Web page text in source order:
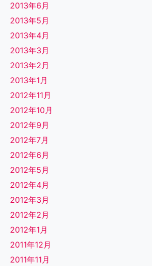
2013年6月
2013年5月
2013年4月
2013年3月
2013年2月
2013年1月
2012年11月
2012年10月
2012年9月
2012年7月
2012年6月
2012年5月
2012年4月
2012年3月
2012年2月
2012年1月
2011年12月
2011年11月